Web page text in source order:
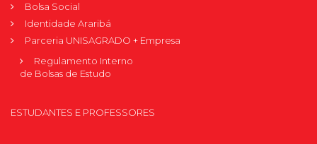
Bolsa Social
Identidade Araribá
Parceria UNISAGRADO + Empresa
Regulamento Interno
de Bolsas de Estudo
ESTUDANTES E PROFESSORES